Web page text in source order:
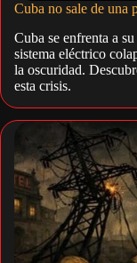
Cuba no sale de una
Cuba se enfrenta a
sistema eléctrico
la oscuridad.
esta crisis.